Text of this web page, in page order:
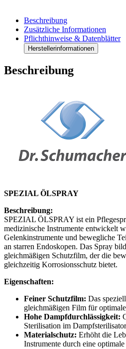
Beschreibung
Zusätzliche Informationen
Pflichthinweise & Datenblätter
Herstellerinformationen
Beschreibung
SPEZIAL ÖLSPRAY
Beschreibung:
SPEZIAL ÖLSPRAY ist ein
medizinische Instrumente entwickelt
Gelenkinstrumente und bewegliche
an starren Endoskopen. Das Spray
gleichmäßigen Schutzfilm, der die
gleichzeitig Korrosionsschutz bietet.
Eigenschaften:
Feiner Schutzfilm: Das
gleichmäßigen Film für
Hohe Dampfdurchlässigkeit:
Sterilisation im
Materialschutz: Erhöht die
Instrumente durch eine